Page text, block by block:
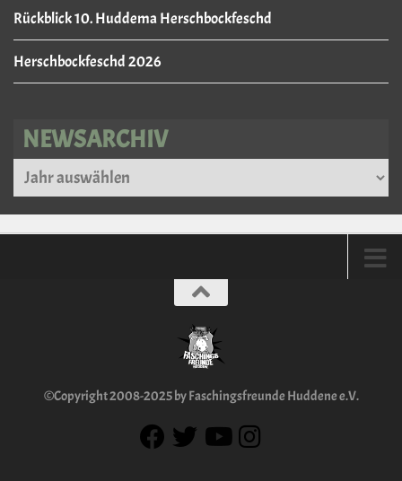
Rückblick 10. Huddema Herschbockfeschd
Herschbockfeschd 2026
NEWSARCHIV
Archiv
©Copyright 2008-2025 by Faschingsfreunde Huddene e.V.